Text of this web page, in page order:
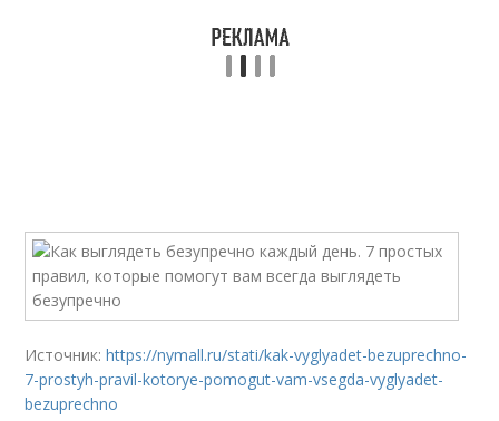
Источник:https://nymall.ru/stati/kak-vyglyadet-bezuprechno-
7-prostyh-pravil-kotorye-pomogut-vam-vsegda-vyglyadet-
bezuprechno